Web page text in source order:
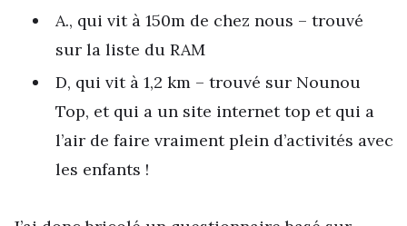
A., qui vit à 150m de chez nous – trouvé
sur la liste du RAM
D, qui vit à 1,2 km – trouvé sur Nounou
Top, et qui a un site internet top et qui a
l’air de faire vraiment plein d’activités avec
les enfants !